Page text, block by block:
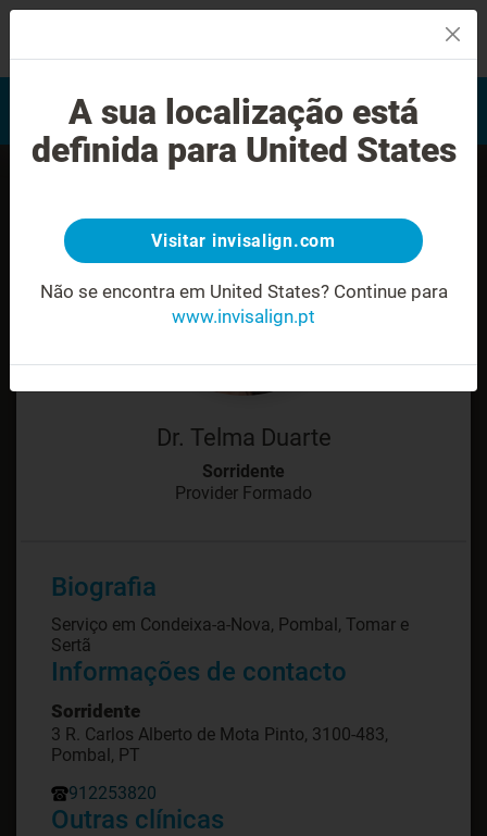
Avaliação do sorriso
Encontrar um Invisalign
provider
Dr. Telma Duarte
Sorridente
Provider Formado
Biografia
Serviço em Condeixa-a-Nova, Pombal, Tomar e
Sertã
Informações de contacto
Sorridente
3 R. Carlos Alberto de Mota Pinto, 3100-483,
Pombal, PT
912253820
Outras clínicas
A sua localização está
definida para United States
Visitar invisalign.com
Não se encontra em United States? Continue para
www.invisalign.pt